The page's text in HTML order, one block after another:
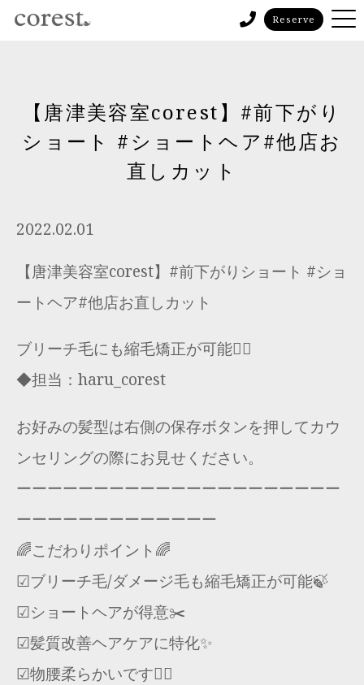
Reserve
【唐津美容室corest】#前下がり
ショート #ショートヘア#他店お
直しカット
2022.02.01
【唐津美容室corest】#前下がりショート #ショ
ートヘア#他店お直しカット
ブリーチ毛にも縮毛矯正が可能🙆‍♂️
◆担当：haru_corest
お好みの髪型は右側の保存ボタンを押してカウ
ンセリングの際にお見せください。
ーーーーーーーーーーーーーーーーーーーーー
ーーーーーーーーーーーーー
🌈こだわりポイント🌈
☑︎ブリーチ毛/ダメージ毛も縮毛矯正が可能🍃
☑︎ショートヘアが得意✂️
☑︎髪質改善ヘアケアに特化✨
☑︎物腰柔らかいです🙇‍♂️